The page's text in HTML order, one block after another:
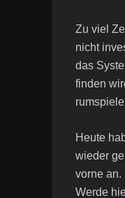
Zu viel
nicht
das
finden
Heute
wieder
vorne an.
Werde